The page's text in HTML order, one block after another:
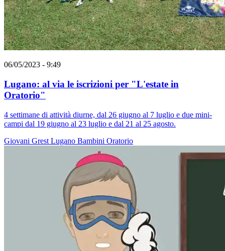
06/05/2023 - 9:49
Lugano: al via le iscrizioni per "L'estate in
Oratorio"
4 settimane di attività diurne, dal 26 giugno al 7 luglio e due mini-
campi dal 19 giugno al 23 luglio e dal 21 al 25 agosto.
Giovani Grest Lugano Bambini Oratorio